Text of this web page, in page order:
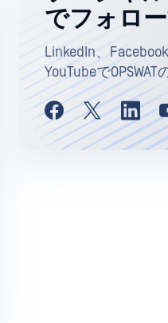
でフォロ
LinkedIn、
YouTubeでOPSWAT